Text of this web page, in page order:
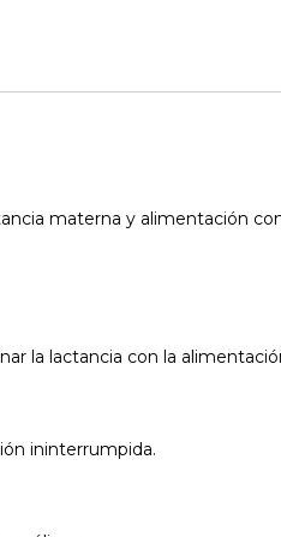
materna y alimentación
la lactancia con la
ininterrumpida.